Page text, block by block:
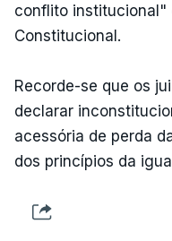
conflito institucional"
Constitucional.
Recorde-se que os
declarar
acessória de perda
dos princípios da